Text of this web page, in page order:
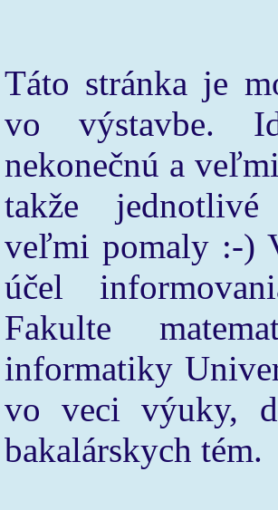
Táto stránka je
vo výstavbe.
nekonečnú a
takže
veľmi pomaly :-)
účel
Fakulte
informatiky
vo veci výuky,
bakalárskych tém.